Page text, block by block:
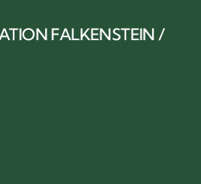
FALKENSTEIN /